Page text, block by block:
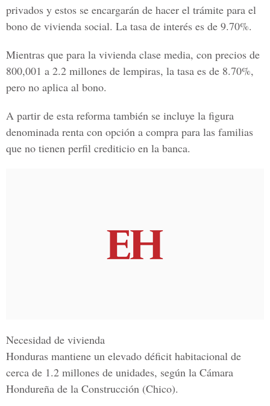
privados y estos se encargarán de hacer el trámite para el
bono de vivienda social. La tasa de interés es de 9.70%.
Mientras que para la vivienda clase media, con precios de
800,001 a 2.2 millones de lempiras, la tasa es de 8.70%,
pero no aplica al bono.
A partir de esta reforma también se incluye la figura
denominada renta con opción a compra para las familias
que no tienen perfil crediticio en la banca.
Necesidad de vivienda
Honduras mantiene un elevado déficit habitacional de
cerca de 1.2 millones de unidades, según la Cámara
Hondureña de la Construcción (Chico).